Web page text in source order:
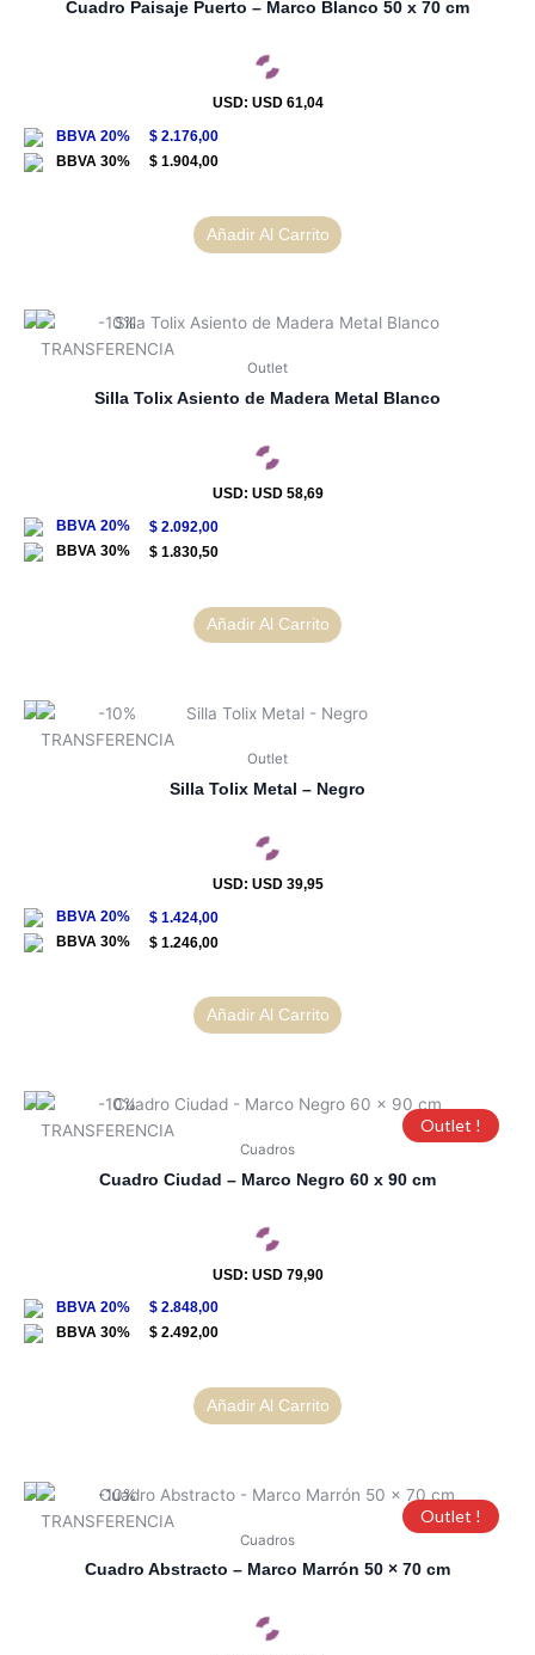
Cuadro Paisaje Puerto – Marco Blanco 50 x 70 cm
USD: USD 61,04
$ 2.176,00
$ 1.904,00
Añadir Al Carrito
Outlet
Silla Tolix Asiento de Madera Metal Blanco
USD: USD 58,69
$ 2.092,00
$ 1.830,50
Añadir Al Carrito
Outlet
Silla Tolix Metal – Negro
USD: USD 39,95
$ 1.424,00
$ 1.246,00
Añadir Al Carrito
Outlet !
Cuadros
Cuadro Ciudad – Marco Negro 60 x 90 cm
USD: USD 79,90
$ 2.848,00
$ 2.492,00
Añadir Al Carrito
Outlet !
Cuadros
Cuadro Abstracto – Marco Marrón 50 × 70 cm